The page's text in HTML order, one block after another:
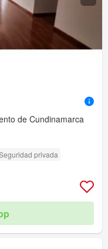
de Cundinamarca
privada